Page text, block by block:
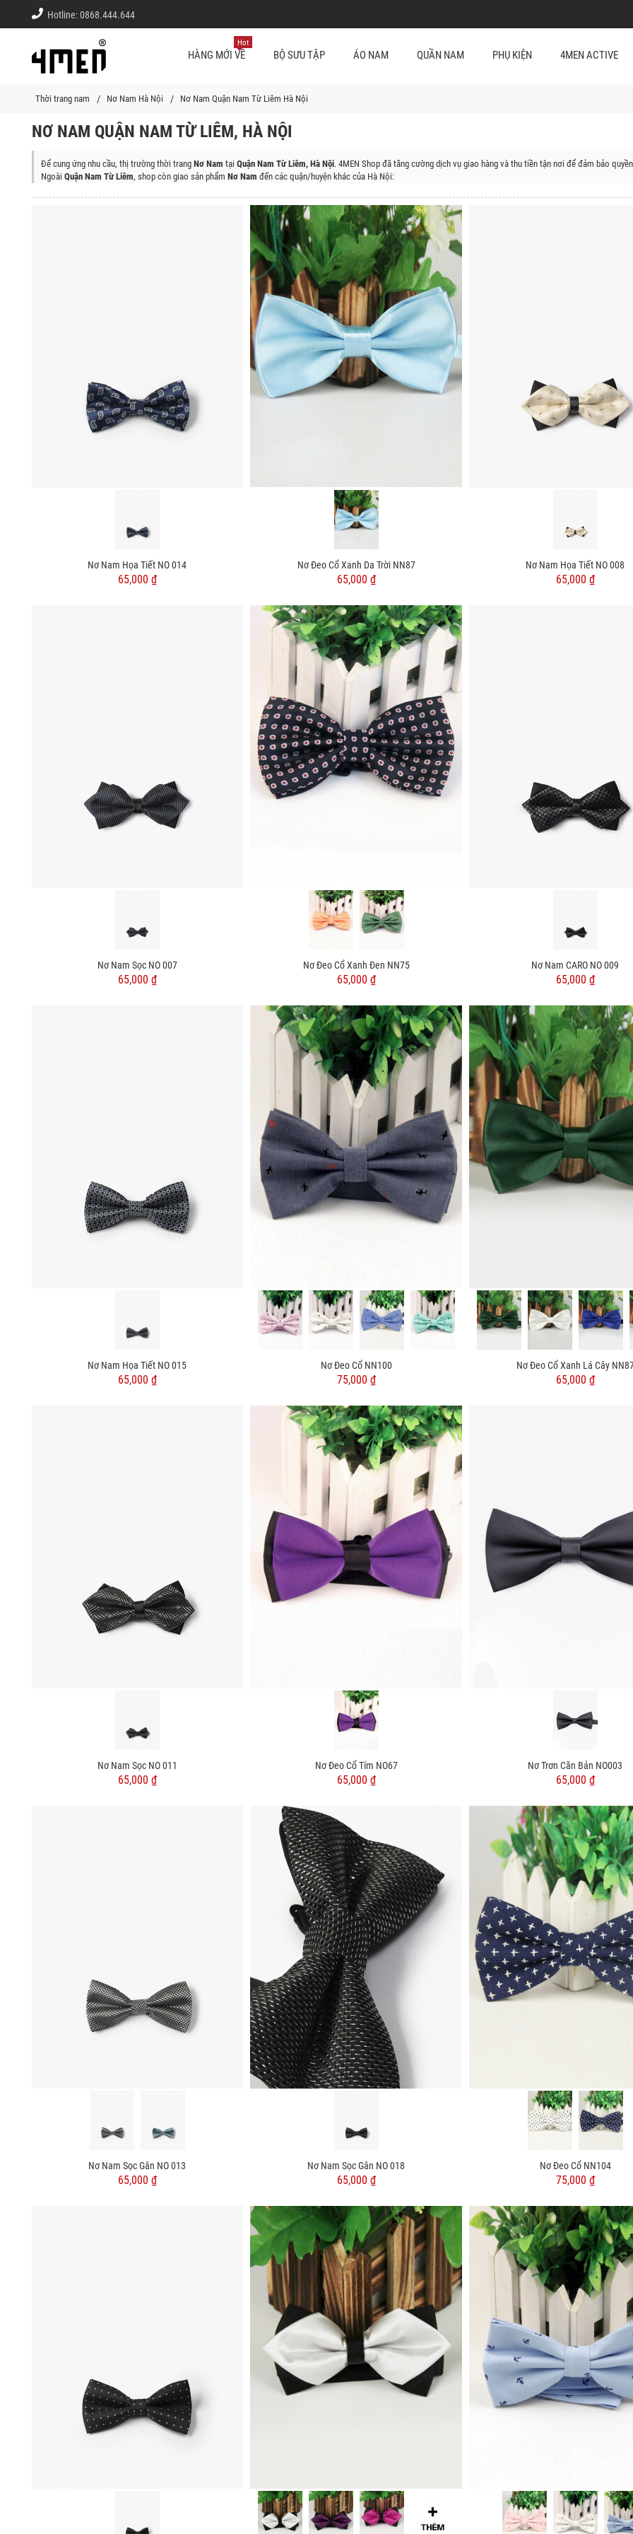
Hotline:0868.444.644
HÀNG MỚI VỀ
Hot
BỘ SƯU TẬP ÁO NAM QUẦN NAM PHỤ KIỆN 4MEN ACTIVE
Thời trang nam Nơ Nam Hà Nội Nơ Nam Quận Nam Từ Liêm Hà Nội
NƠ NAM QUẬN NAM TỪ LIÊM, HÀ NỘI
Để cung ứng nhu cầu, thị trường thời trang Nơ Nam tại Quận Nam Từ Liêm, Hà Nội. 4MEN Shop đã tăng cường dịch vụ giao hàng và thu tiền tận nơi để đảm bảo
Ngoài Quận Nam Từ Liêm, shop còn giao sản phẩm Nơ Nam đến các quận/huyện khác của Hà Nội:
Nơ Nam Họa Tiết NO 014
65,000 ₫
Nơ Đeo Cổ Xanh Da Trời NN87
65,000 ₫
Nơ Nam Họa Tiết NO 008
65,000 ₫
Nơ Nam Sọc NO 007
65,000 ₫
Nơ Đeo Cổ Xanh Đen NN75
65,000 ₫
Nơ Nam CARO NO 009
65,000 ₫
Nơ Nam Họa Tiết NO 015
65,000 ₫
Nơ Đeo Cổ NN100
75,000 ₫
Nơ Đeo Cổ Xanh Lá Cây
65,000 ₫
Nơ Nam Sọc NO 011
65,000 ₫
Nơ Đeo Cổ Tím NO67
65,000 ₫
Nơ Trơn Căn Bản NO003
65,000 ₫
Nơ Nam Sọc Gân NO 013
65,000 ₫
Nơ Nam Sọc Gân NO 018
65,000 ₫
Nơ Đeo Cổ NN104
75,000 ₫